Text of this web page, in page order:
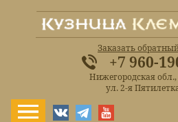
Заказать
+7 960-
Нижегородская обл.,
ул. 2-я